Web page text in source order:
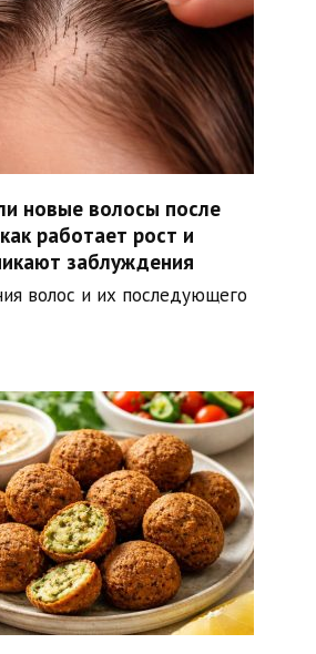
новые волосы после
работает рост и
заблуждения
волос и их последующего